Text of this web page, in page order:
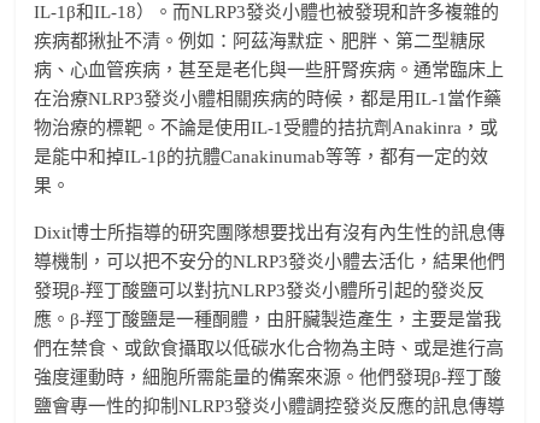
IL-1β和IL-18）。而NLRP3發炎小體也被發現和許多複雜的
疾病都揪扯不清。例如：阿茲海默症、肥胖、第二型糖尿
病、心血管疾病，甚至是老化與一些肝腎疾病。通常臨床上
在治療NLRP3發炎小體相關疾病的時候，都是用IL-1當作藥
物治療的標靶。不論是使用IL-1受體的拮抗劑Anakinra，或
是能中和掉IL-1β的抗體Canakinumab等等，都有一定的效
果。
Dixit博士所指導的研究團隊想要找出有沒有內生性的訊息傳
導機制，可以把不安分的NLRP3發炎小體去活化，結果他們
發現β-羥丁酸鹽可以對抗NLRP3發炎小體所引起的發炎反
應。β-羥丁酸鹽是一種酮體，由肝臟製造產生，主要是當我
們在禁食、或飲食攝取以低碳水化合物為主時、或是進行高
強度運動時，細胞所需能量的備案來源。他們發現β-羥丁酸
鹽會專一性的抑制NLRP3發炎小體調控發炎反應的訊息傳導